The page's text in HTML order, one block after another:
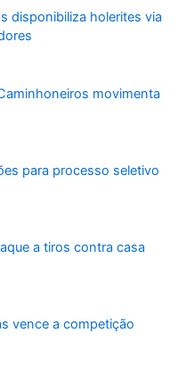
disponibiliza holerites via
movimenta
para processo seletivo
a tiros contra casa
vence a competição